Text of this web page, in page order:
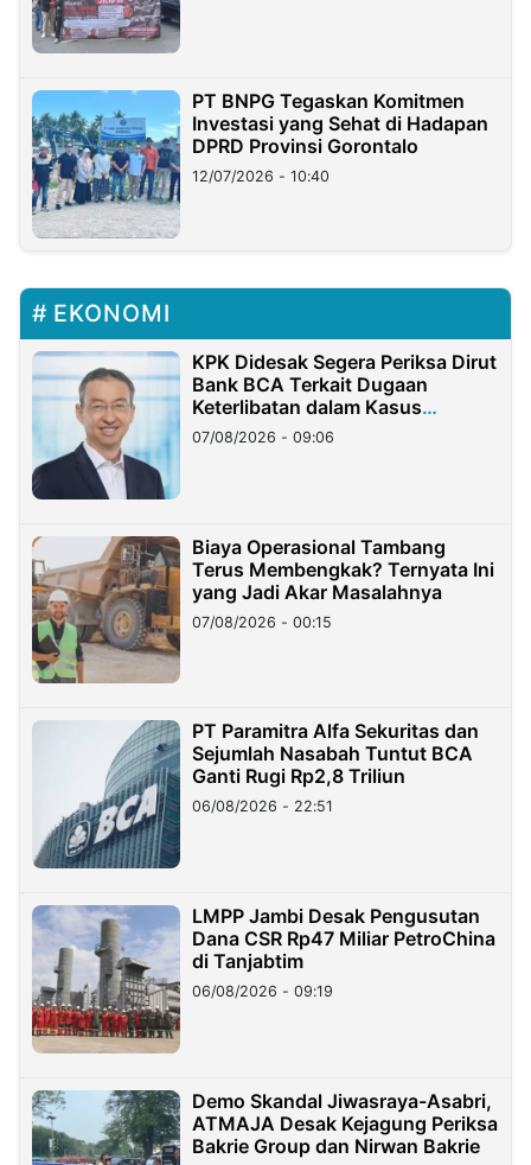
PT BNPG Tegaskan Komitmen
Investasi yang Sehat di Hadapan
DPRD Provinsi Gorontalo
12/07/2026 - 10:40
EKONOMI
KPK Didesak Segera Periksa Dirut
Bank BCA Terkait Dugaan
Keterlibatan dalam Kasus
Hilangnya Dana Nasabah Rp2,58
Miliar
07/08/2026 - 09:06
Biaya Operasional Tambang
Terus Membengkak? Ternyata Ini
yang Jadi Akar Masalahnya
07/08/2026 - 00:15
PT Paramitra Alfa Sekuritas dan
Sejumlah Nasabah Tuntut BCA
Ganti Rugi Rp2,8 Triliun
06/08/2026 - 22:51
LMPP Jambi Desak Pengusutan
Dana CSR Rp47 Miliar PetroChina
di Tanjabtim
06/08/2026 - 09:19
Demo Skandal Jiwasraya-Asabri,
ATMAJA Desak Kejagung Periksa
Bakrie Group dan Nirwan Bakrie